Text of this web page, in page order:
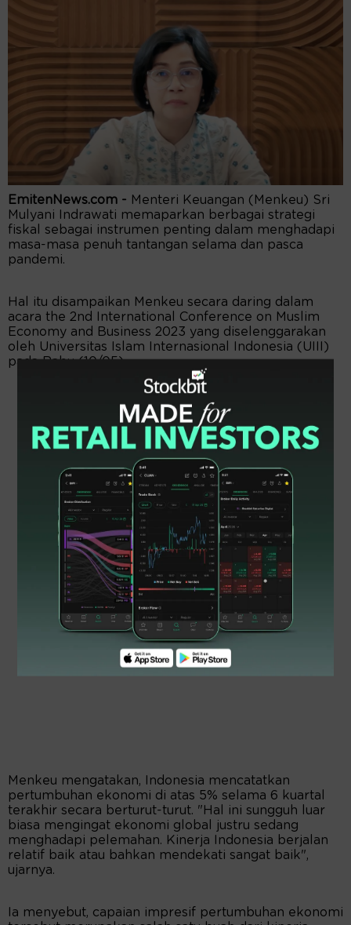
EmitenNews.com - Menteri Keuangan (Menkeu) Sri
Mulyani Indrawati memaparkan berbagai strategi
fiskal sebagai instrumen penting dalam menghadapi
masa-masa penuh tantangan selama dan pasca
pandemi.
Hal itu disampaikan Menkeu secara daring dalam
acara the 2nd International Conference on Muslim
Economy and Business 2023 yang diselenggarakan
oleh Universitas Islam Internasional Indonesia (UIII)
pada Rabu (10/05).
Menkeu mengatakan, Indonesia mencatatkan
pertumbuhan ekonomi di atas 5% selama 6 kuartal
terakhir secara berturut-turut. "Hal ini sungguh luar
biasa mengingat ekonomi global justru sedang
menghadapi pelemahan. Kinerja Indonesia berjalan
relatif baik atau bahkan mendekati sangat baik",
ujarnya.
Ia menyebut, capaian impresif pertumbuhan ekonomi